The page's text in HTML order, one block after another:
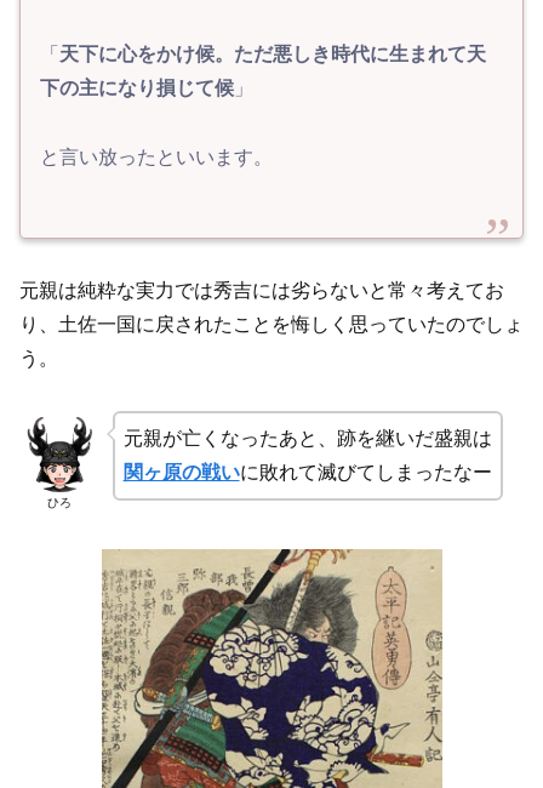
「 天下に心をかけ候。ただ悪しき時代に生まれて天
下の主になり損じて候 」
と言い放ったといいます。
元親は純粋な実力では秀吉には劣らないと常々考えてお
り、土佐一国に戻されたことを悔しく思っていたのでしょ
う。
ひろ
元親が亡くなったあと、跡を継いだ盛親は
関ヶ原の戦いに敗れて滅びてしまったなー